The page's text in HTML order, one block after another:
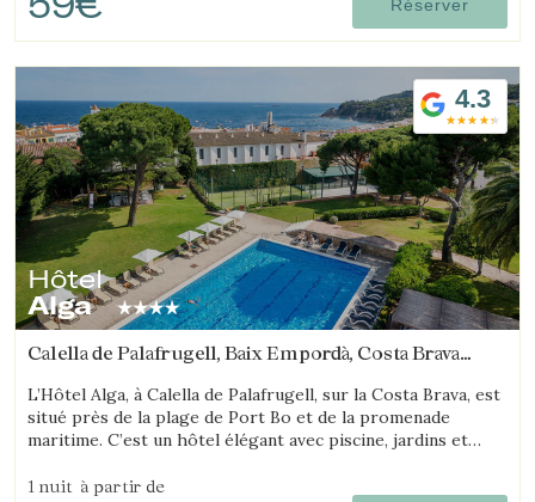
Réserver
4.3
Hôtel
Alga
Calella de Palafrugell, Baix Empordà, Costa Brava
L’Hôtel Alga, à Calella de Palafrugell, sur la Costa Brava, est
situé près de la plage de Port Bo et de la promenade
maritime. C’est un hôtel élégant avec piscine, jardins et
1 nuit à partir de